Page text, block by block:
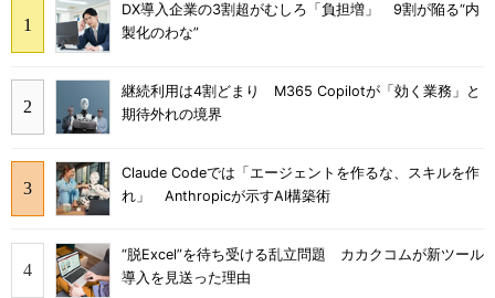
DX導入企業の3割超がむしろ「負担増」 9割が陥る“内
製化のわな”
継続利用は4割どまり M365 Copilotが「効く業務」と
期待外れの境界
Claude Codeでは「エージェントを作るな、スキルを作
れ」 Anthropicが示すAI構築術
“脱Excel”を待ち受ける乱立問題 カカクコムが新ツール
導入を見送った理由